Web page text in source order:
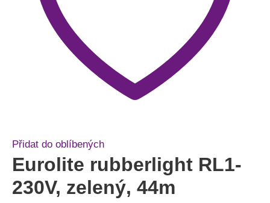
Přidat do oblíbených
Eurolite rubberlight RL1-
230V, zelený, 44m